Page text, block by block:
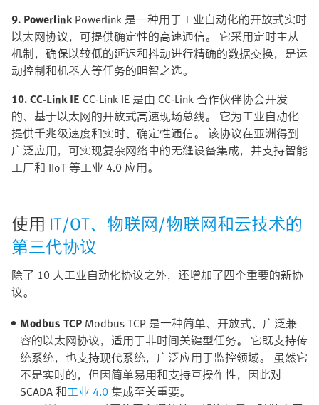
9. PowerlinkPowerlink 是一种用于工业自动化的开放式实时
以太网协议，可提供确定性的高速通信。 它采用定时主从
机制，确保以较低的延迟和抖动进行精确的数据交换，是运
动控制和机器人等任务的明智之选。
10. CC-Link IE CC-Link IE 是由 CC-Link 合作伙伴协会开发
的、基于以太网的开放式高速现场总线。 它为工业自动化
提供千兆级速度和实时、确定性通信。 该协议在亚洲得到
广泛应用，可实现复杂网络中的无缝设备集成，并支持智能
工厂和 IIoT 等工业 4.0 应用。
使用 IT/OT、物联网/物联网和云技术的
第三代协议
除了 10 大工业自动化协议之外，还增加了四个重要的新协
议。
Modbus TCP Modbus TCP 是一种简单、开放式、广泛兼
容的以太网协议，适用于非时间关键型任务。 它既支持传
统系统，也支持现代系统，广泛应用于监控领域。 虽然它
不是实时的，但因简单易用和支持互操作性，因此对
SCADA 和工业 4.0集成至关重要。